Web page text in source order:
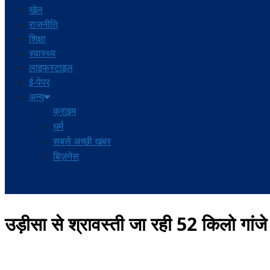
खेल
राजनीति
शिक्षा
स्वास्थ्य
लाइफस्टाइल
ई-पेपर
अन्य
क्राइम
धर्म
सबसे अच्छी खबर
बिज़नेस
उड़ीसा से श्रावस्ती जा रही 52 किलो